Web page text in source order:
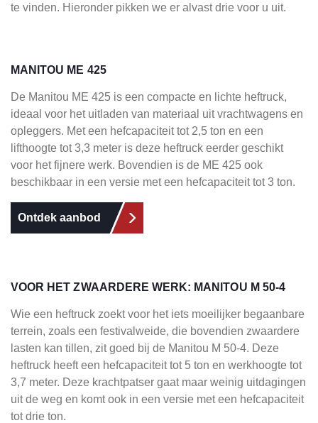
te vinden. Hieronder pikken we er alvast drie voor u uit.
MANITOU ME 425
De Manitou ME 425 is een compacte en lichte heftruck,
ideaal voor het uitladen van materiaal uit vrachtwagens en
opleggers. Met een hefcapaciteit tot 2,5 ton en een
lifthoogte tot 3,3 meter is deze heftruck eerder geschikt
voor het fijnere werk. Bovendien is de ME 425 ook
beschikbaar in een versie met een hefcapaciteit tot 3 ton.
Ontdek aanbod
VOOR HET ZWAARDERE WERK: MANITOU M 50-4
Wie een heftruck zoekt voor het iets moeilijker begaanbare
terrein, zoals een festivalweide, die bovendien zwaardere
lasten kan tillen, zit goed bij de Manitou M 50-4. Deze
heftruck heeft een hefcapaciteit tot 5 ton en werkhoogte tot
3,7 meter. Deze krachtpatser gaat maar weinig uitdagingen
uit de weg en komt ook in een versie met een hefcapaciteit
tot drie ton.